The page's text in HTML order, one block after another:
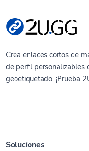
Crea enlaces cortos de
de perfil personalizables
geoetiquetado. ¡Prueba
Soluciones